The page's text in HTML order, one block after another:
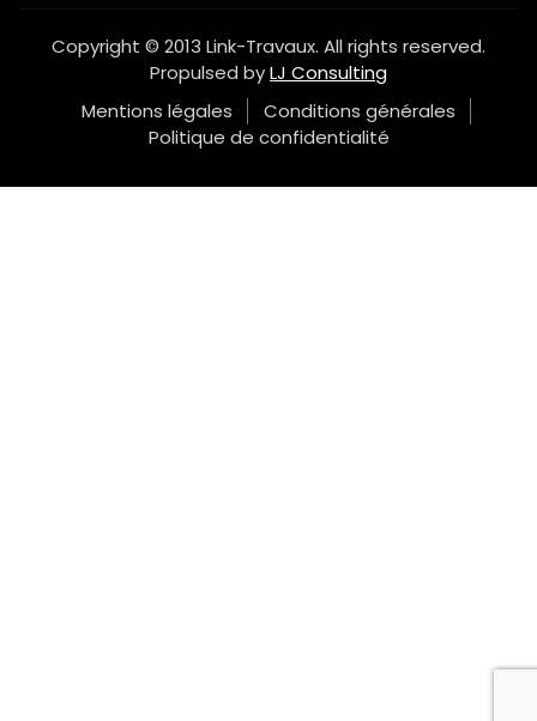
Copyright © 2013 Link-Travaux. All rights reserved.
Propulsed byLJ Consulting
Mentions légales
Conditions générales
Politique de confidentialité